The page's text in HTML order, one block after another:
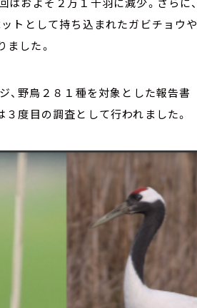
トとして持ち込まれたガビチョウや
した。
、野鳥２８１種を対象とした報告書
度目の調査として行われました。